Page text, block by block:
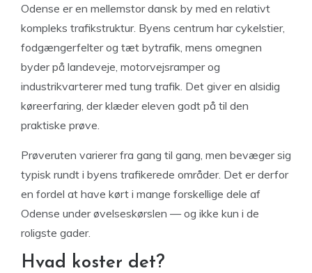
Odense er en mellemstor dansk by med en relativt
kompleks trafikstruktur. Byens centrum har cykelstier,
fodgængerfelter og tæt bytrafik, mens omegnen
byder på landeveje, motorvejsramper og
industrikvarterer med tung trafik. Det giver en alsidig
køreerfaring, der klæder eleven godt på til den
praktiske prøve.
Prøveruten varierer fra gang til gang, men bevæger sig
typisk rundt i byens trafikerede områder. Det er derfor
en fordel at have kørt i mange forskellige dele af
Odense under øvelseskørslen — og ikke kun i de
roligste gader.
Hvad koster det?